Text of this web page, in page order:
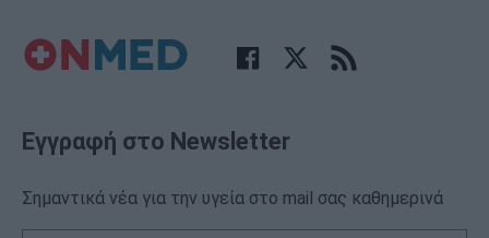
Εγγραφή στο Newsletter
Σημαντικά νέα για την υγεία στο mail σας καθημερινά